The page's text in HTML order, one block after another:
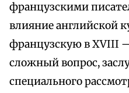
французскими
влияние английской
французскую в XVIII
сложный вопрос,
специального